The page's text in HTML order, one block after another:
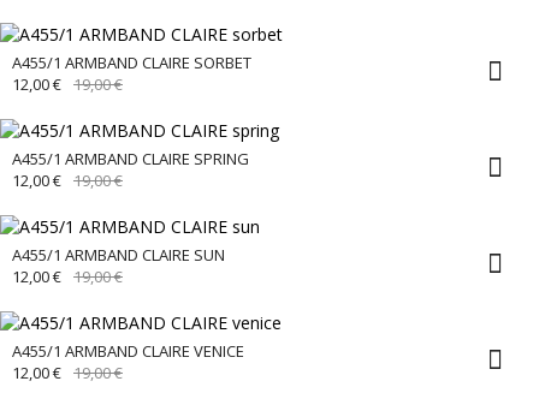
19,00 €
12,00 €.
A455/1 ARMBAND CLAIRE SORBET
19,00€URSPRÜNGLICHER
19,00 €
12,00€ AKTUELLER
12,00 €.
A455/1 ARMBAND CLAIRE SPRING
19,00€URSPRÜNGLICHER
19,00 €
12,00€ AKTUELLER
12,00 €.
A455/1 ARMBAND CLAIRE SUN
19,00€URSPRÜNGLICHER
19,00 €
12,00€ AKTUELLER
12,00 €.
A455/1 ARMBAND CLAIRE VENICE
19,00€URSPRÜNGLICHER
12,00€ AKTUELLER